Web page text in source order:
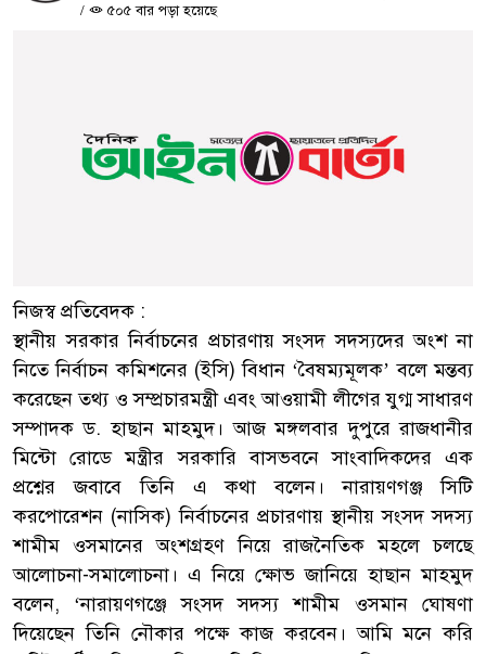
/
৫০৫ বার পড়া হয়েছে
নিজস্ব প্রতিবেদক :
স্থানীয় সরকার নির্বাচনের প্রচারণায় সংসদ সদস্যদের অংশ না
নিতে নির্বাচন কমিশনের (ইসি) বিধান ‘বৈষম্যমূলক’ বলে মন্তব্য
করেছেন তথ্য ও সম্প্রচারমন্ত্রী এবং আওয়ামী লীগের যুগ্ম সাধারণ
সম্পাদক ড. হাছান মাহমুদ। আজ মঙ্গলবার দুপুরে রাজধানীর
মিন্টো রোডে মন্ত্রীর সরকারি বাসভবনে সাংবাদিকদের এক
প্রশ্নের জবাবে তিনি এ কথা বলেন। নারায়ণগঞ্জ সিটি
করপোরেশন (নাসিক) নির্বাচনের প্রচারণায় স্থানীয় সংসদ সদস্য
শামীম ওসমানের অংশগ্রহণ নিয়ে রাজনৈতিক মহলে চলছে
আলোচনা-সমালোচনা। এ নিয়ে ক্ষোভ জানিয়ে হাছান মাহমুদ
বলেন, ‘নারায়ণগঞ্জে সংসদ সদস্য শামীম ওসমান ঘোষণা
দিয়েছেন তিনি নৌকার পক্ষে কাজ করবেন। আমি মনে করি